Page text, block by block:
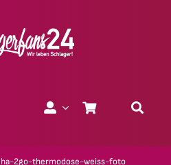
2go-thermodose-weiss-foto